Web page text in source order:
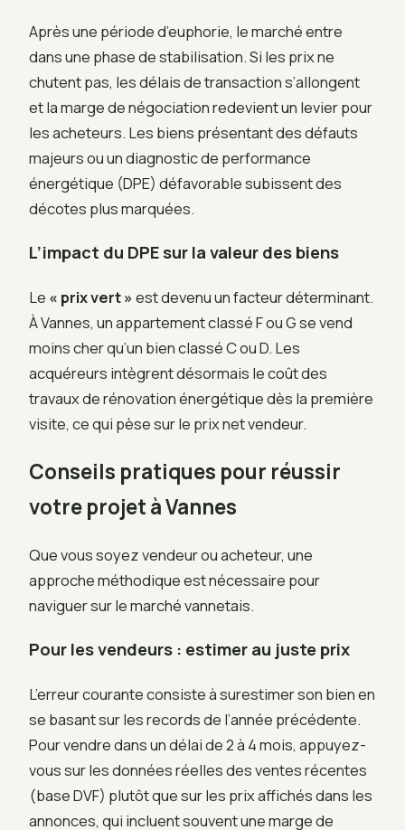
Après une période d’euphorie, le marché entre
dans une phase de stabilisation. Si les prix ne
chutent pas, les délais de transaction s’allongent
et la marge de négociation redevient un levier pour
les acheteurs. Les biens présentant des défauts
majeurs ou un diagnostic de performance
énergétique (DPE) défavorable subissent des
décotes plus marquées.
L’impact du DPE sur la valeur des biens
Le « prix vert »est devenu un facteur déterminant.
À Vannes, un appartement classé F ou G se vend
moins cher qu’un bien classé C ou D. Les
acquéreurs intègrent désormais le coût des
travaux de rénovation énergétique dès la première
visite, ce qui pèse sur le prix net vendeur.
Conseils pratiques pour réussir
votre projet à Vannes
Que vous soyez vendeur ou acheteur, une
approche méthodique est nécessaire pour
naviguer sur le marché vannetais.
Pour les vendeurs : estimer au juste prix
L’erreur courante consiste à surestimer son bien en
se basant sur les records de l’année précédente.
Pour vendre dans un délai de 2 à 4 mois, appuyez-
vous sur les données réelles des ventes récentes
(base DVF) plutôt que sur les prix affichés dans les
annonces, qui incluent souvent une marge de